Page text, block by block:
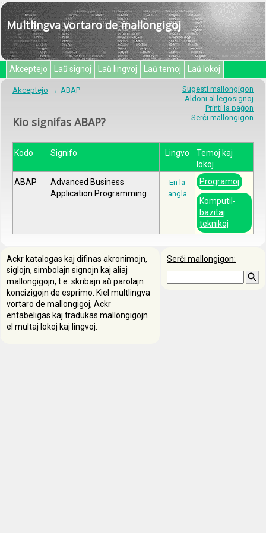
Multlingva vortaro de mallongigoj
Akceptejo Laŭ signoj Laŭ lingvoj Laŭ temoj Laŭ lokoj
Sugesti mallongigon
Aldoni al legosignoj
Printi la paĝon
Serĉi mallongigon
Akceptejo ABAP
Kio signifas ABAP?
Kodo Signifo Lingvo
Temoj kaj
lokoj
ABAP
Advanced Business
Application Programming
En la
angla
Programoj
Komputil-
bazitaj
teknikoj
Serĉi mallongigon:
Ackr katalogas kaj difinas akronimojn,
siglojn, simbolajn signojn kaj aliaj
mallongigojn, t.e. skribajn aŭ parolajn
koncizigojn de esprimo. Kiel multlingva
vortaro de mallongigoj, Ackr
entabeligas kaj tradukas mallongigojn
el multaj lokoj kaj lingvoj.